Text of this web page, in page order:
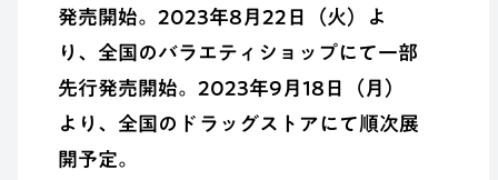
発売開始。2023年8月22日（火）よ
り、全国のバラエティショップにて一部
先行発売開始。2023年9月18日（月）
より、全国のドラッグストアにて順次展
開予定。